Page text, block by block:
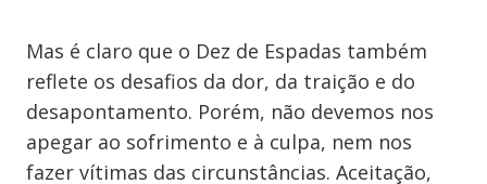
Mas é claro que o Dez de Espadas também
reflete os desafios da dor, da traição e do
desapontamento. Porém, não devemos nos
apegar ao sofrimento e à culpa, nem nos
fazer vítimas das circunstâncias. Aceitação,